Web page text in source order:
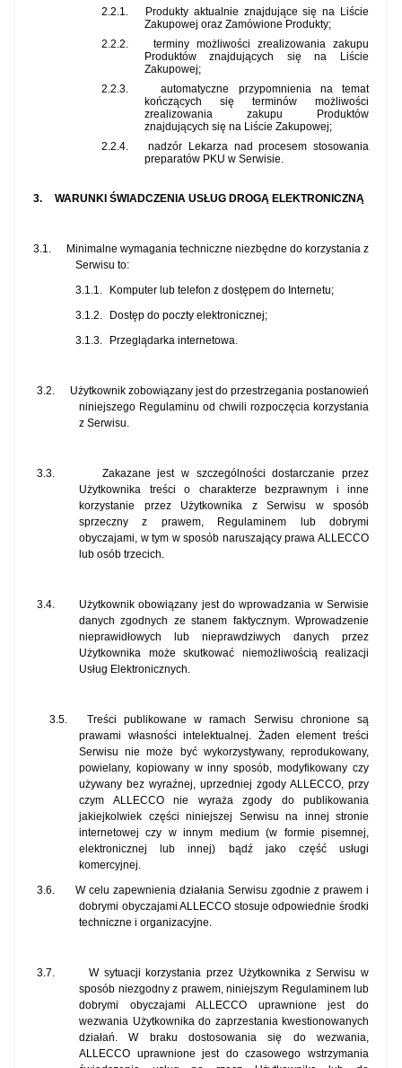
2.2.1.
Produkty aktualnie znajdujące się na Liście
Zakupowej oraz Zamówione Produkty;
2.2.2.
terminy możliwości zrealizowania zakupu
Produktów znajdujących się na Liście
Zakupowej;
2.2.3.
automatyczne przypomnienia na temat
kończących się terminów możliwości
zrealizowania zakupu Produktów
znajdujących się na Liście Zakupowej;
2.2.4.
nadzór Lekarza nad procesem stosowania
preparatów PKU w Serwisie.
3. WARUNKI ŚWIADCZENIA USŁUG DROGĄ ELEKTRONICZNĄ
3.1.
Minimalne wymagania techniczne niezbędne do korzystania z
Serwisu to:
3.1.1.
Komputer lub telefon z dostępem do Internetu;
3.1.2.
Dostęp do poczty elektronicznej;
3.1.3.
Przeglądarka internetowa.
3.2.
Użytkownik zobowiązany jest do przestrzegania postanowień
niniejszego Regulaminu od chwili rozpoczęcia korzystania
z Serwisu.
3.3.
Zakazane jest w szczególności dostarczanie przez
Użytkownika treści o charakterze bezprawnym i inne
korzystanie przez Użytkownika z Serwisu w sposób
sprzeczny z prawem, Regulaminem lub dobrymi
obyczajami, w tym w sposób naruszający prawa ALLECCO
lub osób trzecich.
3.4.
Użytkownik obowiązany jest do wprowadzania w Serwisie
danych zgodnych ze stanem faktycznym. Wprowadzenie
nieprawidłowych lub nieprawdziwych danych przez
Użytkownika może skutkować niemożliwością realizacji
Usług Elektronicznych.
3.5.
Treści publikowane w ramach Serwisu chronione są
prawami własności intelektualnej. Żaden element treści
Serwisu nie może być wykorzystywany, reprodukowany,
powielany, kopiowany w inny sposób, modyfikowany czy
używany bez wyraźnej, uprzedniej zgody ALLECCO, przy
czym ALLECCO nie wyraża zgody do publikowania
jakiejkolwiek części niniejszej Serwisu na innej stronie
internetowej czy w innym medium (w formie pisemnej,
elektronicznej lub innej) bądź jako część usługi
komercyjnej.
3.6.
W celu zapewnienia działania Serwisu zgodnie z prawem i
dobrymi obyczajami ALLECCO stosuje odpowiednie środki
techniczne i organizacyjne.
3.7.
W sytuacji korzystania przez Użytkownika z Serwisu w
sposób niezgodny z prawem, niniejszym Regulaminem lub
dobrymi obyczajami ALLECCO uprawnione jest do
wezwania Użytkownika do zaprzestania kwestionowanych
działań. W braku dostosowania się do wezwania,
ALLECCO uprawnione jest do czasowego wstrzymania